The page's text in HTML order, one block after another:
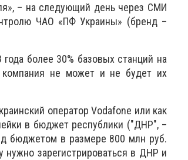
– на следующий день через СМИ
ЧАО «ПФ Украины» (бренд –
более 30% базовых станций на
компания не может и не будет их
оператор Vodafone или как
в бюджет республики ("ДНР", –
бюджетом в размере 800 млн руб.
нужно зарегистрироваться в ДНР и